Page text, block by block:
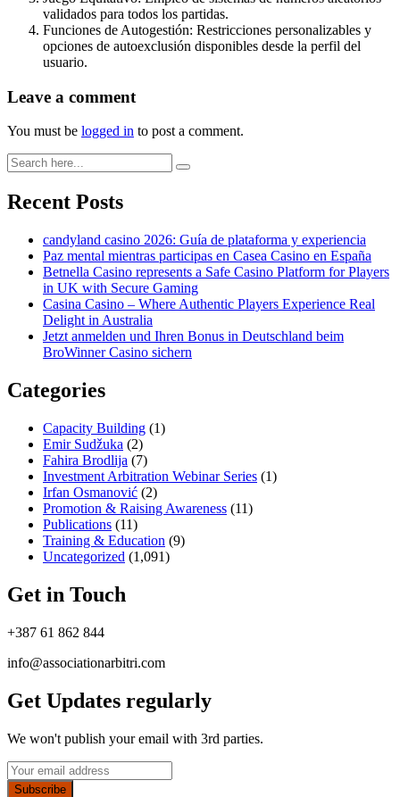
validados para todos los partidas.
Funciones de Autogestión: Restricciones personalizables y
opciones de autoexclusión disponibles desde la perfil del
usuario.
Leave a comment
You must be logged in to post a comment.
Recent Posts
candyland casino 2026: Guía de plataforma y experiencia
Paz mental mientras participas en Casea Casino en España
Betnella Casino represents a Safe Casino Platform for Players
in UK with Secure Gaming
Casina Casino – Where Authentic Players Experience Real
Delight in Australia
Jetzt anmelden und Ihren Bonus in Deutschland beim
BroWinner Casino sichern
Categories
Capacity Building (1)
Emir Sudžuka​ (2)
Fahira Brodlija (7)
Investment Arbitration Webinar Series (1)
Irfan Osmanović​ (2)
Promotion & Raising Awareness (11)
Publications (11)
Training & Education (9)
Uncategorized (1,091)
Get in Touch
+387 61 862 844
info@associationarbitri.com
Get Updates regularly
We won't publish your email with 3rd parties.
Subscribe